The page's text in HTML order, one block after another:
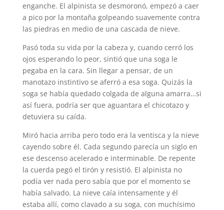
enganche. El alpinista se desmoronó, empezó a caer
a pico por la montaña golpeando suavemente contra
las piedras en medio de una cascada de nieve.
Pasó toda su vida por la cabeza y, cuando cerró los
ojos esperando lo peor, sintió que una soga le
pegaba en la cara. Sin llegar a pensar, de un
manotazo instintivo se aferró a esa soga. Quizás la
soga se había quedado colgada de alguna amarra…si
así fuera, podría ser que aguantara el chicotazo y
detuviera su caída.
Miró hacia arriba pero todo era la ventisca y la nieve
cayendo sobre él. Cada segundo parecía un siglo en
ese descenso acelerado e interminable. De repente
la cuerda pegó el tirón y resistió. El alpinista no
podía ver nada pero sabía que por el momento se
había salvado. La nieve caía intensamente y él
estaba allí, como clavado a su soga, con muchísimo